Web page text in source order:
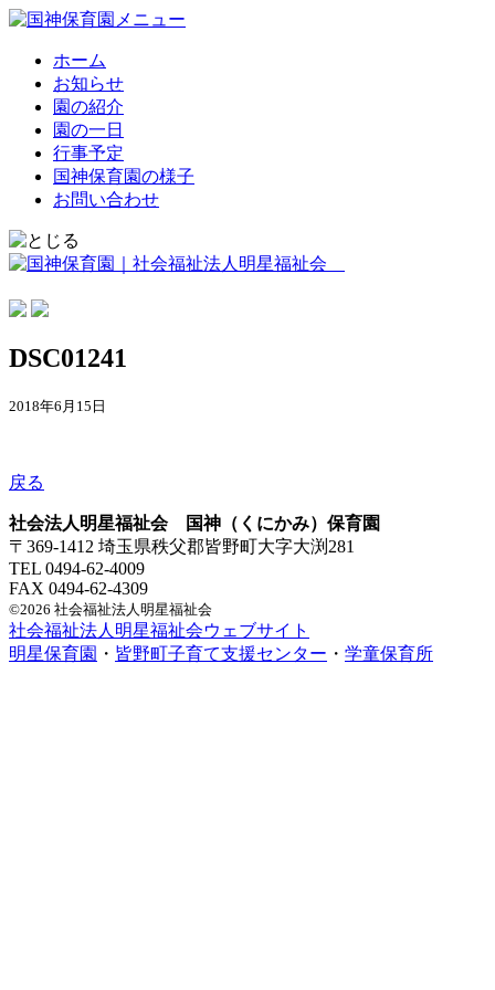
ホーム
お知らせ
園の紹介
園の一日
行事予定
国神保育園の様子
お問い合わせ
DSC01241
2018年6月15日
戻る
社会法人明星福祉会 国神（くにかみ）保育園
〒369-1412 埼玉県秩父郡皆野町大字大渕281
TEL 0494-62-4009
FAX 0494-62-4309
©2026 社会福祉法人明星福祉会
社会福祉法人明星福祉会ウェブサイト
明星保育園 ・ 皆野町子育て支援センター ・ 学童保育所